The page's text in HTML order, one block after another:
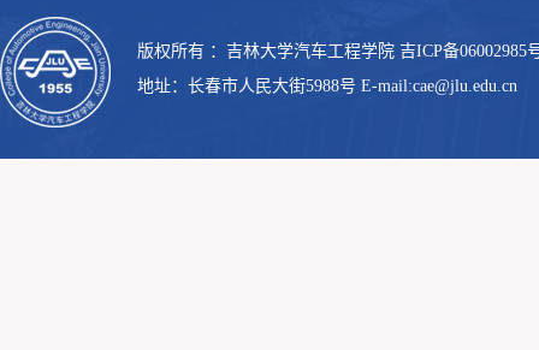
版权所有 ：吉林大学汽车工程学院 吉ICP备06002985
地址：长春市人民大街5988号 E-mail:cae@jlu.edu.cn